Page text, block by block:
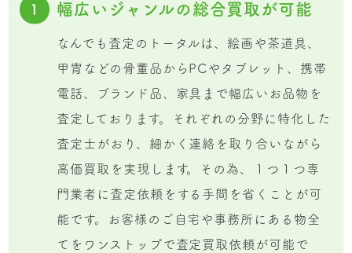
1 幅広いジャンルの総合買取が可能
なんでも査定のトータルは、絵画や茶道具、
甲冑などの骨董品からPCやタブレット、携帯
電話、ブランド品、家具まで幅広いお品物を
査定しております。それぞれの分野に特化した
査定士がおり、細かく連絡を取り合いながら
高価買取を実現します。その為、１つ１つ専
門業者に査定依頼をする手間を省くことが可
能です。お客様のご自宅や事務所にある物全
てをワンストップで査定買取依頼が可能で